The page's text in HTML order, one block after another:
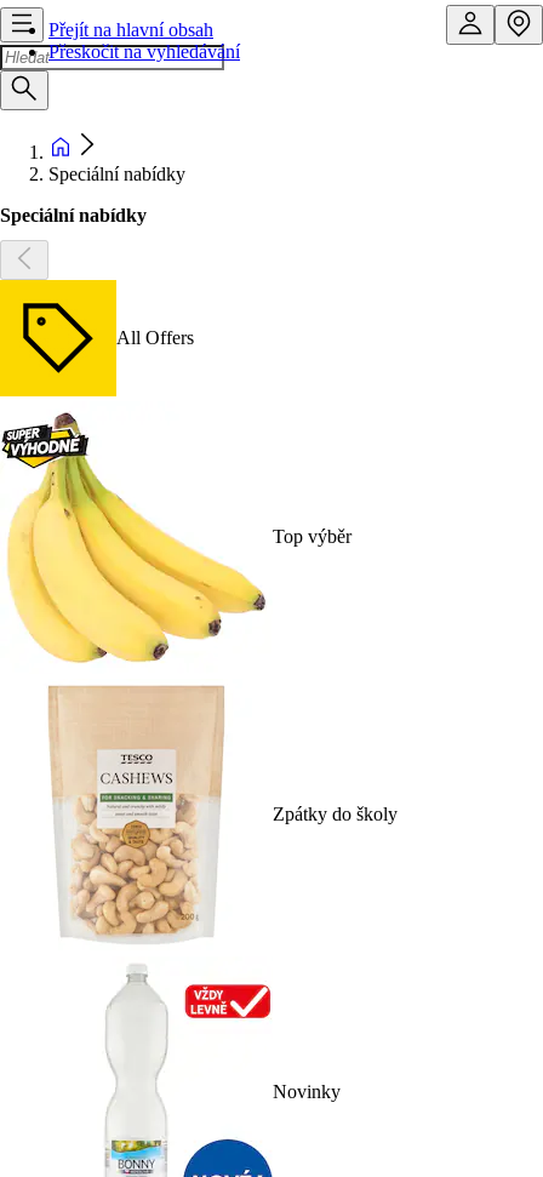
Přejít na hlavní obsah
Přeskočit na vyhledávání
Speciální nabídky
Speciální nabídky
All Offers
Top výběr
Zpátky do školy
Novinky